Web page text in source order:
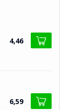
4,46
6,59